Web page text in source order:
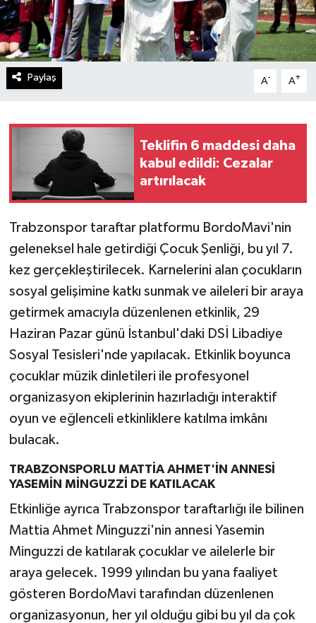
Paylaş A- A+
Teklifin 6 maddesi daha
kabul edildi: Cezalar
artırılacak
Trabzonspor taraftar platformu BordoMavi'nin
geleneksel hale getirdiği Çocuk Şenliği, bu yıl 7.
kez gerçekleştirilecek. Karnelerini alan çocukların
sosyal gelişimine katkı sunmak ve aileleri bir araya
getirmek amacıyla düzenlenen etkinlik, 29
Haziran Pazar günü İstanbul'daki DSİ Libadiye
Sosyal Tesisleri'nde yapılacak. Etkinlik boyunca
çocuklar müzik dinletileri ile profesyonel
organizasyon ekiplerinin hazırladığı interaktif
oyun ve eğlenceli etkinliklere katılma imkânı
bulacak.
TRABZONSPORLU MATTİA AHMET'İN ANNESİ
YASEMİN MİNGUZZİ DE KATILACAK
Etkinliğe ayrıca Trabzonspor taraftarlığı ile bilinen
Mattia Ahmet Minguzzi'nin annesi Yasemin
Minguzzi de katılarak çocuklar ve ailelerle bir
araya gelecek. 1999 yılından bu yana faaliyet
gösteren BordoMavi tarafından düzenlenen
organizasyonun, her yıl olduğu gibi bu yıl da çok